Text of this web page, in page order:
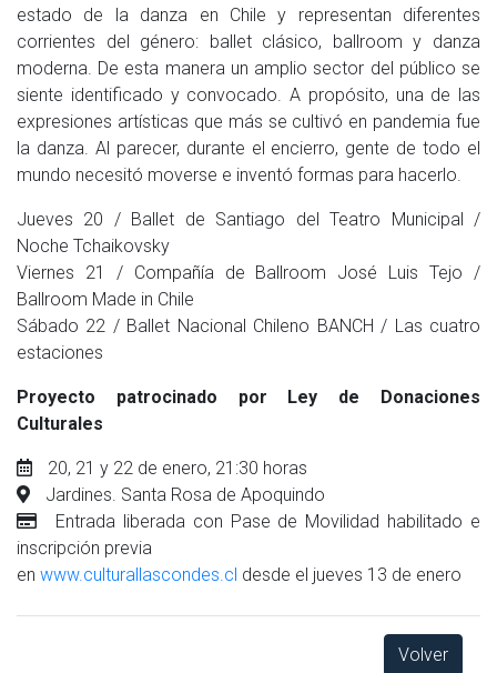
estado de la danza en Chile y representan diferentes
corrientes del género: ballet clásico, ballroom y danza
moderna. De esta manera un amplio sector del público se
siente identificado y convocado. A propósito, una de las
expresiones artísticas que más se cultivó en pandemia fue
la danza. Al parecer, durante el encierro, gente de todo el
mundo necesitó moverse e inventó formas para hacerlo.
Jueves 20 / Ballet de Santiago del Teatro Municipal /
Noche Tchaikovsky
Viernes 21 / Compañía de Ballroom José Luis Tejo /
Ballroom Made in Chile
Sábado 22 / Ballet Nacional Chileno BANCH / Las cuatro
estaciones
Proyecto patrocinado por Ley de Donaciones
Culturales
20, 21 y 22 de enero, 21:30 horas
Jardines. Santa Rosa de Apoquindo
Entrada liberada con Pase de Movilidad habilitado e
inscripción previa
en www.culturallascondes.cl desde el jueves 13 de enero
Volver